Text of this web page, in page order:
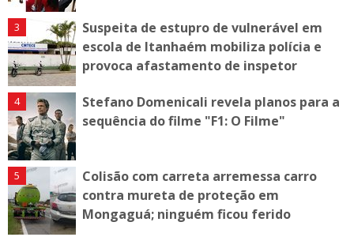
Suspeita de estupro de vulnerável em
escola de Itanhaém mobiliza polícia e
provoca afastamento de inspetor
Stefano Domenicali revela planos para a
sequência do filme "F1: O Filme"
Colisão com carreta arremessa carro
contra mureta de proteção em
Mongaguá; ninguém ficou ferido